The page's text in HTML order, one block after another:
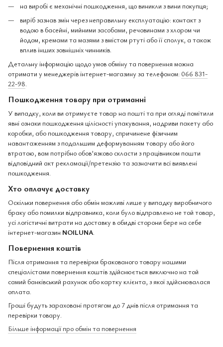
на виробі є механічні пошкодження, що виникли з вини покупця;
виріб зазнав змін через неправильну експлуатацію: контакт з
водою в басейні, мийними засобами, речовинами з хлором чи
йодом, кремами та мазями з вмістом ртуті або її сполук, а також
вплив інших зовнішніх чинників.
Детальну інформацію щодо умов обміну та повернення можна
отримати у менеджерів інтернет-магазину за телефоном: 066 831-
22-98.
Пошкодження товару при отриманні
У випадку, коли ви отримуєте товар на пошті та при огляді помітили
явні ознаки пошкодження цілісності упакування, надриви пакету або
коробки, або пошкодження товару, спричинене фізичним
навантаженням з подальшим деформуванням товару або його
втратою, вам потрібно обов’язково скласти з працівником пошти
відповідний акт рекламації/претензію та зазначити всі виявлені
пошкодження.
Хто оплачує доставку
Оскільки повернення або обмін можливі лише у випадку виробничого
браку або помилки відправника, коли було відправлено не той товар,
усі логістичні витрати на доставку в обидві сторони бере на себе
інтернет-магазин NOILUNA.
Повернення коштів
Після отримання та перевірки бракованого товару нашими
спеціалістами повернення коштів здійснюється виключно на той
самий банківський рахунок або картку клієнта, з якої здійснювалася
оплата.
Гроші будуть зараховані протягом до 7 днів після отримання та
перевірки товару.
Більше інформації про обмін та повернення